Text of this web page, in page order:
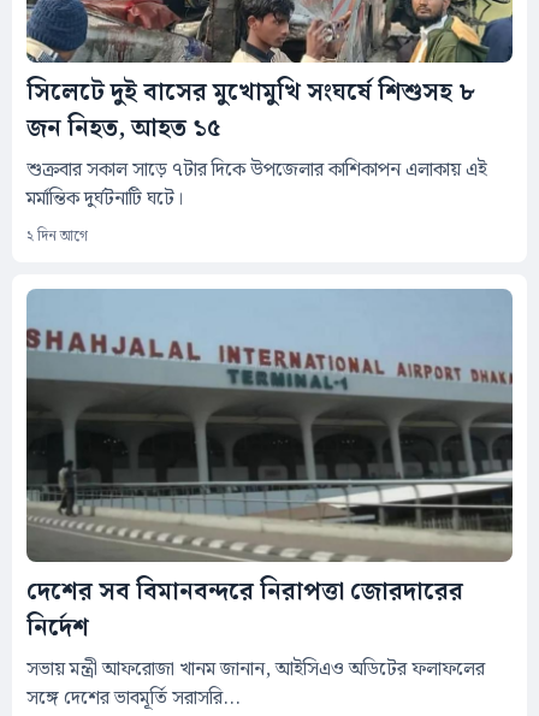
সিলেটে দুই বাসের মুখোমুখি সংঘর্ষে শিশুসহ ৮
জন নিহত, আহত ১৫
শুক্রবার সকাল সাড়ে ৭টার দিকে উপজেলার কাশিকাপন এলাকায় এই
মর্মান্তিক দুর্ঘটনাটি ঘটে।
২ দিন আগে
দেশের সব বিমানবন্দরে নিরাপত্তা জোরদারের
নির্দেশ
সভায় মন্ত্রী আফরোজা খানম জানান, আইসিএও অডিটের ফলাফলের
সঙ্গে দেশের ভাবমূর্তি সরাসরি...